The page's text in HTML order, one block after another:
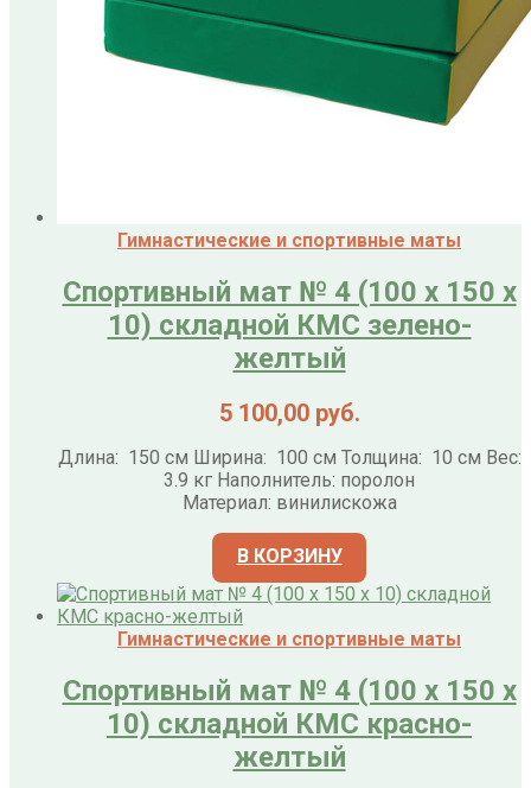
Гимнастические и спортивные маты
Спортивный мат № 4 (100 х 150 х
10) складной КМС зелено-
желтый
5 100,00 руб.
Длина: 150 см Ширина: 100 см Толщина: 10 см Вес:
3.9 кг Наполнитель: поролон
Материал: винилискожа
В КОРЗИНУ
Гимнастические и спортивные маты
Спортивный мат № 4 (100 х 150 х
10) складной КМС красно-
желтый